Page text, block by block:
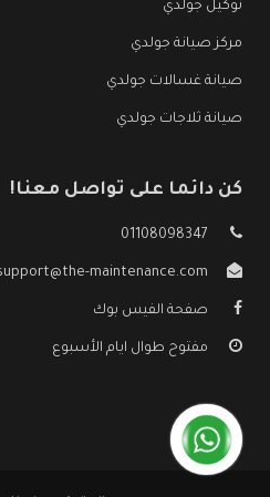
توكيل جولدي
مركز صيانة جولدي
صيانة غسالات جولدي
صيانة ثلاجات جولدي
كن دائما على تواصل معنا!
01108098347
maintenance.com
صفحة الفيس بوك
مفتوح طوال ايام الأسبوع